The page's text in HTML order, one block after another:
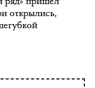
открылись,